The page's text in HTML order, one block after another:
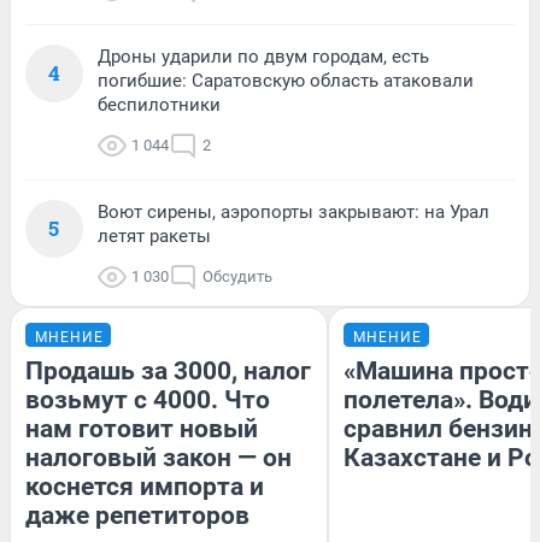
4
Дроны ударили по двум городам, есть
погибшие: Саратовскую область атаковали
беспилотники
1 044 2
5
Воют сирены, аэропорты закрывают: на Урал
летят ракеты
1 030 Обсудить
МНЕНИЕ
Продашь за 3000, налог
возьмут с 4000. Что
нам готовит новый
налоговый закон — он
коснется импорта и
даже репетиторов
МНЕНИЕ
«Машина
полетела».
сравнил бензин
Казахстане и